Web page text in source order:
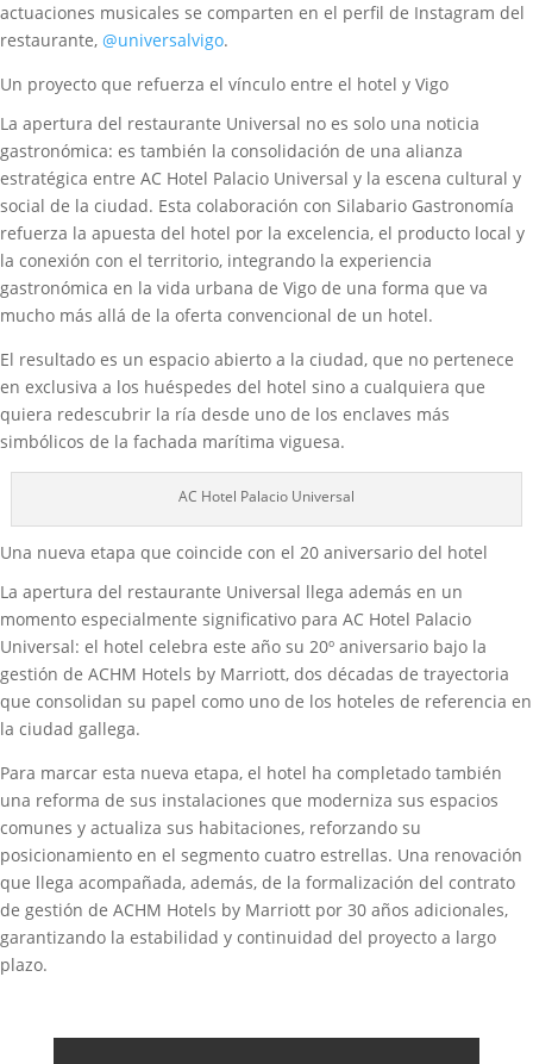
actuaciones musicales se comparten en el perfil de Instagram del
restaurante, @universalvigo.
Un proyecto que refuerza el vínculo entre el hotel y Vigo
La apertura del restaurante Universal no es solo una noticia
gastronómica: es también la consolidación de una alianza
estratégica entre AC Hotel Palacio Universal y la escena cultural y
social de la ciudad. Esta colaboración con Silabario Gastronomía
refuerza la apuesta del hotel por la excelencia, el producto local y
la conexión con el territorio, integrando la experiencia
gastronómica en la vida urbana de Vigo de una forma que va
mucho más allá de la oferta convencional de un hotel.
El resultado es un espacio abierto a la ciudad, que no pertenece
en exclusiva a los huéspedes del hotel sino a cualquiera que
quiera redescubrir la ría desde uno de los enclaves más
simbólicos de la fachada marítima viguesa.
AC Hotel Palacio Universal
Una nueva etapa que coincide con el 20 aniversario del hotel
La apertura del restaurante Universal llega además en un
momento especialmente significativo para AC Hotel Palacio
Universal: el hotel celebra este año su 20º aniversario bajo la
gestión de ACHM Hotels by Marriott, dos décadas de trayectoria
que consolidan su papel como uno de los hoteles de referencia en
la ciudad gallega.
Para marcar esta nueva etapa, el hotel ha completado también
una reforma de sus instalaciones que moderniza sus espacios
comunes y actualiza sus habitaciones, reforzando su
posicionamiento en el segmento cuatro estrellas. Una renovación
que llega acompañada, además, de la formalización del contrato
de gestión de ACHM Hotels by Marriott por 30 años adicionales,
garantizando la estabilidad y continuidad del proyecto a largo
plazo.